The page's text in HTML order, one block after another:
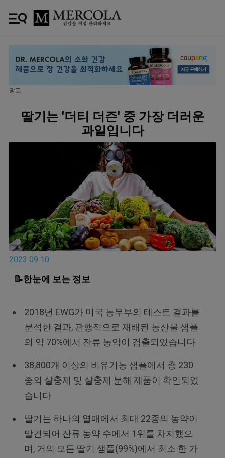
광고
딸기는 '더티 더즌' 중 가장 더러운
과일입니다
2023 09 10
📝한눈에 보는 정보
2018년 EWG가 미국 농무부의 테스트 결과를
분석한 결과, 관행적으로 재배된 농산물 샘플
의 약 70%에서 잔류 농약이 검출되었습니다
38,800개 이상의 비유기농 샘플에서 총 230
종의 살충제 및 살충제 분해 제품이 확인되었
습니다
딸기는 하나의 열매에서 최대 22종의 농약이
발견되어 잔류 농약 수에서 1위를 차지했으
며, 거의 모든 딸기 샘플(99%)에서 최소 한 가